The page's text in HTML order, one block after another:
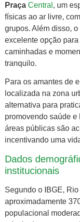
Praça Central , um
físicas ao ar livre,
grupos. Além disso, o
excelente opção
caminhadas e
tranquilo.
Para os amantes de
localizada na zona
alternativa para
promovendo saúde
áreas públicas são
incentivando uma
Dados
institucionais
Segundo o IBGE,
aproximadamente
populacional